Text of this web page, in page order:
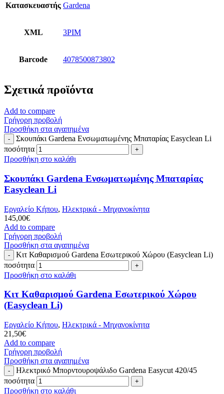
Κατασκευαστής Gardena
XML 3PIM
Barcode 4078500873802
Σχετικά προϊόντα
Add to compare
Γρήγορη προβολή
Προσθήκη στα αγαπημένα
Σκουπάκι Gardena Ενσωματωμένης Μπαταρίας Easyclean Li
ποσότητα
Προσθήκη στο καλάθι
Σκουπάκι Gardena Ενσωματωμένης Μπαταρίας
Easyclean Li
Εργαλείο Κήπου, Ηλεκτρικά - Μηχανοκίνητα
145,00€
Add to compare
Γρήγορη προβολή
Προσθήκη στα αγαπημένα
Κιτ Καθαρισμού Gardena Εσωτερικού Χώρου (Easyclean Li)
ποσότητα
Προσθήκη στο καλάθι
Κιτ Καθαρισμού Gardena Εσωτερικού Χώρου
(Easyclean Li)
Εργαλείο Κήπου, Ηλεκτρικά - Μηχανοκίνητα
21,50€
Add to compare
Γρήγορη προβολή
Προσθήκη στα αγαπημένα
Ηλεκτρικό Μπορντουροψάλιδο Gardena Easycut 420/45
ποσότητα
Προσθήκη στο καλάθι